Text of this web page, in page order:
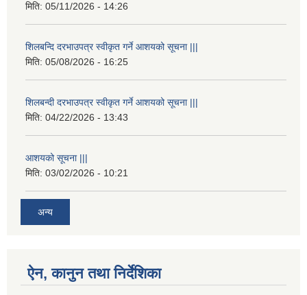
मिति: 05/11/2026 - 14:26
शिलबन्दि दरभाउपत्र स्वीकृत गर्ने आशयको सूचना |||
मिति: 05/08/2026 - 16:25
शिलबन्दी दरभाउपत्र स्वीकृत गर्ने आशयको सूचना |||
मिति: 04/22/2026 - 13:43
आशयको सूचना |||
मिति: 03/02/2026 - 10:21
अन्य
ऐन, कानुन तथा निर्देशिका